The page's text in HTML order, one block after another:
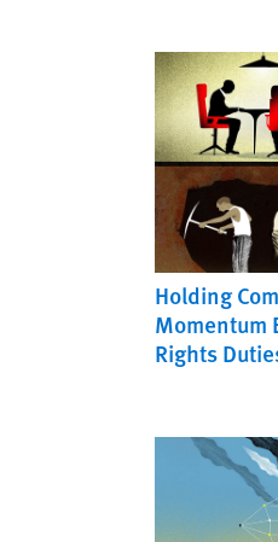
Holding
Momentum
Rights